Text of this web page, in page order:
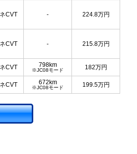
CVT - 224.8万円
CVT - 215.8万円
CVT 798km
※JC08モード 182万円
CVT 672km
※JC08モード 199.5万円